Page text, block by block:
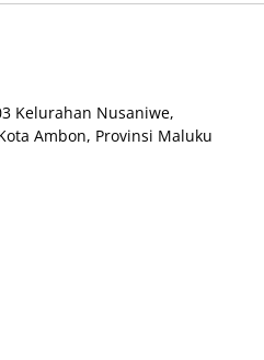
Kelurahan Nusaniwe,
Ambon, Provinsi Maluku